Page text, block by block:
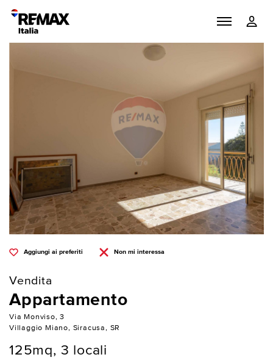
Aggiungi ai preferiti Non mi interessa
Vendita
Appartamento
Via Monviso, 3
Villaggio Miano, Siracusa, SR
125mq, 3 locali